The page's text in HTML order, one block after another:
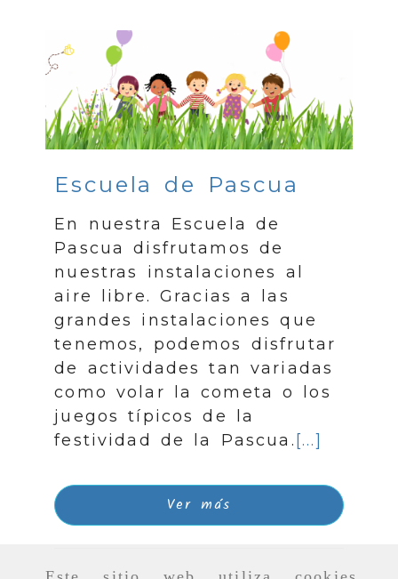
Escuela de Pascua
En nuestra Escuela de
Pascua disfrutamos de
nuestras instalaciones al
aire libre. Gracias a las
grandes instalaciones que
tenemos, podemos disfrutar
de actividades tan variadas
como volar la cometa o los
juegos típicos de la
festividad de la Pascua.[...]
Ver más